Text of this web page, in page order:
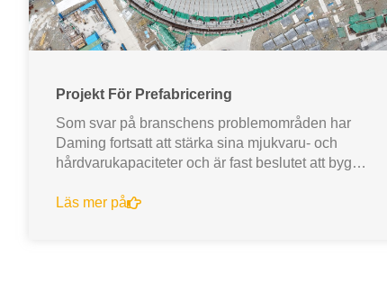
Projekt För Prefabricering
Som svar på branschens problemområden har
Daming fortsatt att stärka sina mjukvaru- och
hårdvarukapaciteter och är fast beslutet att bygga
Läs mer på